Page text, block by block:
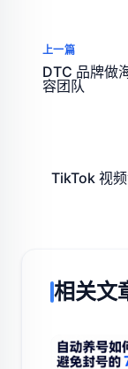
上一篇
DTC 品牌做
容团队
TikTok 视
相关文